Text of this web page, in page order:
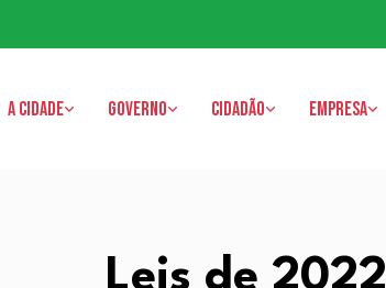
A cidade Governo Cidadão Empresa
Leis de 2022